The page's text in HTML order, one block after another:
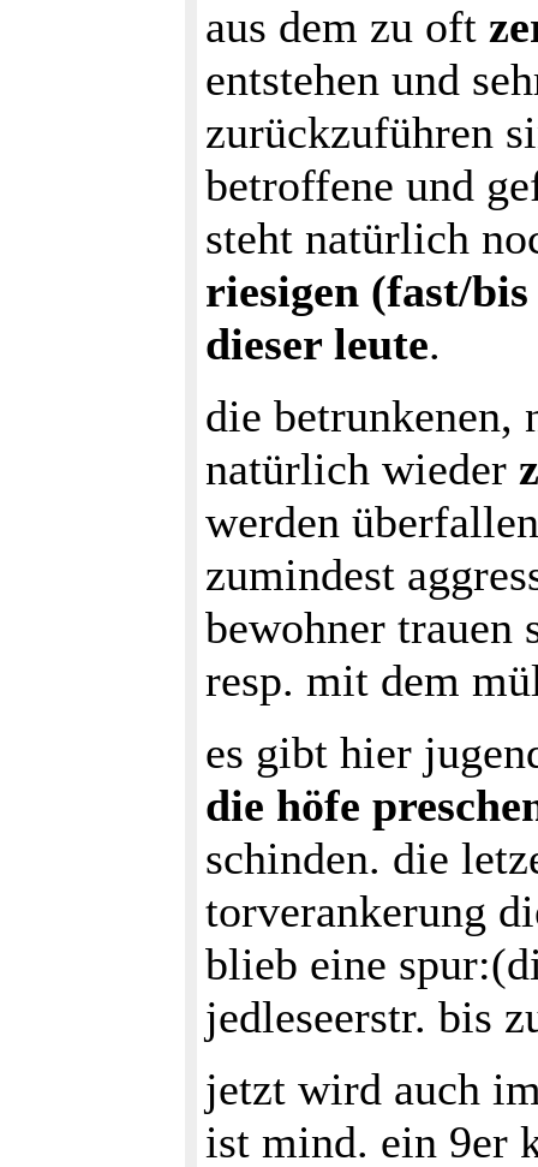
aus dem zu oft
entstehen und
zurückzuführen
betroffene und
steht natürlich
riesigen (fast/
dieser leute.
die betrunkenen,
natürlich wieder
werden
zumindest
bewohner trauen
resp. mit dem
es gibt hier
die höfe
schinden. die
torverankerung
blieb eine
jedleseerstr. bis
jetzt wird auch
ist mind. ein 9er